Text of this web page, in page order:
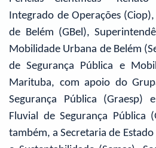
Integrado de Operações
de Belém (GBel),
Mobilidade Urbana de Belém
de Segurança Pública e
Marituba, com apoio do
Segurança Pública (Graesp)
Fluvial de Segurança Pública
também, a Secretaria de